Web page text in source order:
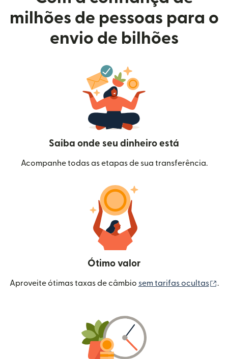
milhões de pessoas para o
envio de bilhões
Saiba onde seu dinheiro está
Acompanhe todas as etapas de sua transferência.
Ótimo valor
Aproveite ótimas taxas de câmbio sem tarifas ocultas .